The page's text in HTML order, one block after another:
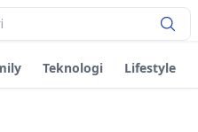
Teknologi Lifestyle